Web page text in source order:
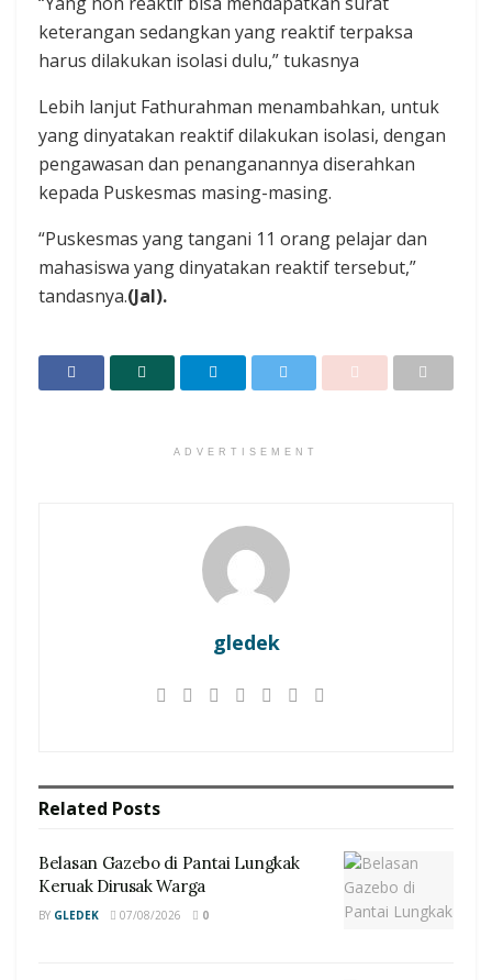
keterangan sedangkan yang reaktif terpaksa
harus dilakukan isolasi dulu,” tukasnya
Lebih lanjut Fathurahman menambahkan, untuk
yang dinyatakan reaktif dilakukan isolasi, dengan
pengawasan dan penanganannya diserahkan
kepada Puskesmas masing-masing.
“Puskesmas yang tangani 11 orang pelajar dan
mahasiswa yang dinyatakan reaktif tersebut,”
tandasnya.(Jal).
ADVERTISEMENT
gledek
Related Posts
Belasan Gazebo di Pantai Lungkak
Keruak Dirusak Warga
BY GLEDEK 07/08/2026 0